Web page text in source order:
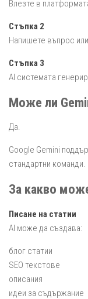
Влезте в
Стъпка 2
Напишете въпрос
Стъпка 3
AI системата
Може ли
Да.
Google Gemini
стандартни команди.
За какво
Писане на статии
AI може да създава:
блог статии
SEO текстове
описания
идеи за съдържание